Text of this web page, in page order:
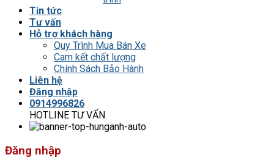
Tin tức
Tư vấn
Hỗ trợ khách hàng
Quy Trình Mua Bán Xe
Cam kết chất lượng
Chính Sách Bảo Hành
Liên hệ
Đăng nhập
0914996826
HOTLINE TƯ VẤN
Đăng nhập